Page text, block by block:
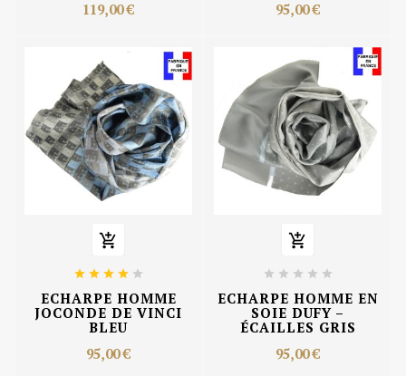
119,00 € 95,00 €

    
ECHARPE HOMME
JOCONDE DE VINCI
BLEU
95,00 €

    
ECHARPE HOMME EN
SOIE DUFY –
ÉCAILLES GRIS
95,00 €